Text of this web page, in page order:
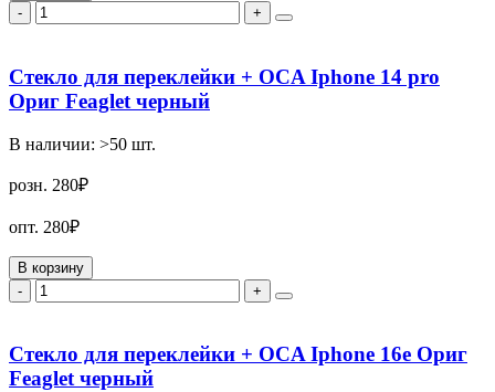
-
+
Стекло для переклейки + OCA Iphone 14 pro
Ориг Feaglet черный
В наличии: >50 шт.
розн. 280₽
опт. 280₽
В корзину
-
+
Стекло для переклейки + OCA Iphone 16e Ориг
Feaglet черный